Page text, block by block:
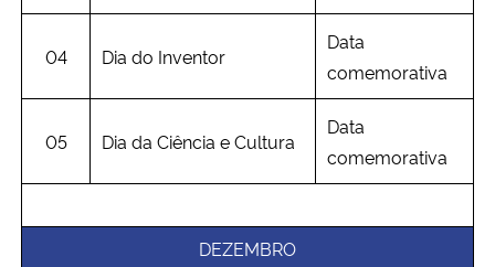
04 Dia do Inventor
Data
comemorativa
05 Dia da Ciência e Cultura
Data
comemorativa
DEZEMBRO